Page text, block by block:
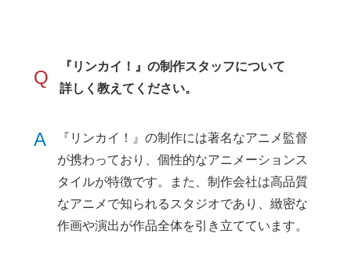
Q
『リンカイ！』の制作スタッフについて
詳しく教えてください。
A
『リンカイ！』の制作には著名なアニメ監督
が携わっており、個性的なアニメーションス
タイルが特徴です。また、制作会社は高品質
なアニメで知られるスタジオであり、緻密な
作画や演出が作品全体を引き立てています。